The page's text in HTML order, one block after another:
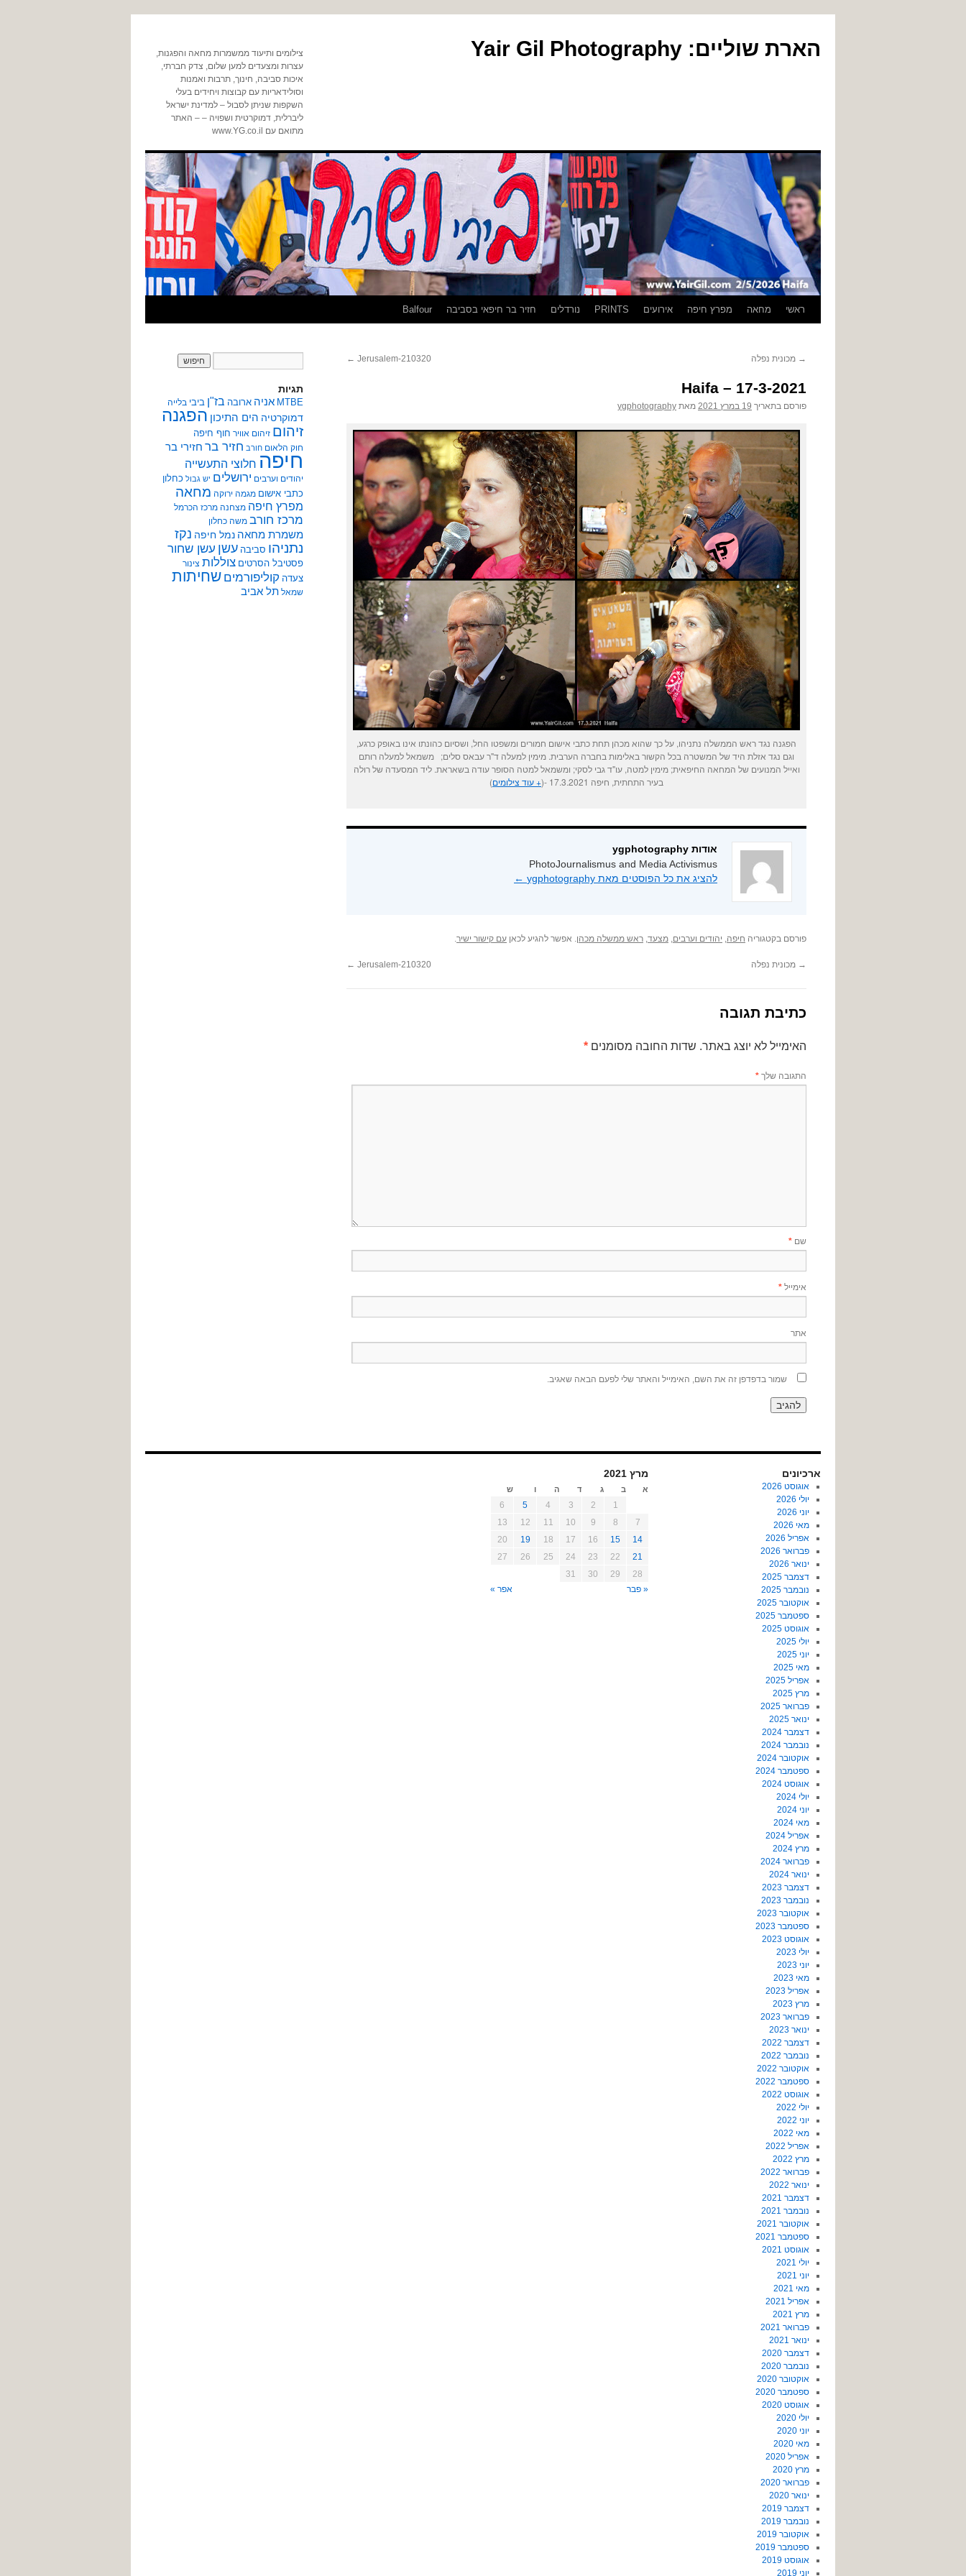
הארת שוליים: Yair Gil Photography
צילומים ותיעוד ממשמרות מחאה והפגנות,
עצרות ומצעדים למען שלום, צדק חברתי,
איכות סביבה, חינוך, תרבות ואמנות
וסולידאריות עם קבוצות ויחידים בעלי
השקפות שניתן לסבול – למדינת ישראל
ליברלית, דמוקרטית ושפויה – – האתר
מתואם עם www.YG.co.il
לדלגראשי מחאה מפרץ חיפה אירועים PRINTS נורדלים חזיר בר חיפאי בסביבה Balfour
→ מכונית נפלה Jerusalem-210320
←
Haifa – 17-3-2021
פורסם בתאריך 19 במרץ 2021 מאת ygphotography
הפגנה נגד ראש הממשלה נתניהו, על כך שהוא מכהן תחת כתבי אישום חמורים ומשפטו החל, ושסיום כהונתו אינו באופק כרגע,
וגם נגד אזלת היד של המשטרה בכל הקשור באלימות בחברה הערבית. מימין למעלה ד"ר עבאס סלים; משמאל למעלה רותם
ואייל המנועים של המחאה החיפאית; מימין למטה, עו"ד גבי לסקי; ומשמאל למטה הסופר עודה בשאראת. ליד המסעדה של רולה
בעיר התחתית, חיפה 17.3.2021 -(
+ עוד צילומים)
אודות ygphotography
PhotoJournalismus and Media Activismus
להציג את כל הפוסטים מאת ygphotography‏
←
פורסם בקטגוריה חיפה, יהודים וערבים, מצעד, ראש ממשלה מכהן. אפשר להגיע לכאן עם קישור ישיר.
→ מכונית נפלה Jerusalem-210320
←
כתיבת תגובה
האימייל לא יוצג באתר. שדות החובה מסומנים *
התגובה שלך *
שם *
אימייל *
אתר
שמור בדפדפן זה את השם, האימייל והאתר שלי לפעם הבאה שאגיב.
תגיות
MTBE אניה ארובה בז"ן ביבי בלייה
דמוקרטיה הים התיכון הפגנה
זיהום זיהום אוויר חוף חיפה
חוק הלאום חורב חזיר בר חזירי בר
חיפה חלוצי התעשייה
יהודים וערבים ירושלים יש גבול כחלון
כתבי אישום מגמה ירוקה מחאה
מפרץ חיפה מצחנה מרכז הכרמל
מרכז חורב משה כחלון
משמרת מחאה נמל חיפה נקז
נתניהו סביבה עשן עשן שחור
פסטיבל הסרטים צוללות צינור
צעדה קוליפורמים שחיתות
שמאל תל אביב
ארכיונים
אוגוסט 2026
יולי 2026
יוני 2026
מאי 2026
אפריל 2026
פברואר 2026
ינואר 2026
דצמבר 2025
נובמבר 2025
אוקטובר 2025
ספטמבר 2025
אוגוסט 2025
יולי 2025
יוני 2025
מאי 2025
אפריל 2025
מרץ 2025
פברואר 2025
ינואר 2025
דצמבר 2024
נובמבר 2024
אוקטובר 2024
ספטמבר 2024
אוגוסט 2024
יולי 2024
יוני 2024
מאי 2024
אפריל 2024
מרץ 2024
פברואר 2024
ינואר 2024
דצמבר 2023
נובמבר 2023
אוקטובר 2023
ספטמבר 2023
אוגוסט 2023
יולי 2023
יוני 2023
מאי 2023
אפריל 2023
מרץ 2023
פברואר 2023
ינואר 2023
דצמבר 2022
נובמבר 2022
אוקטובר 2022
ספטמבר 2022
אוגוסט 2022
יולי 2022
יוני 2022
מאי 2022
אפריל 2022
מרץ 2022
פברואר 2022
ינואר 2022
דצמבר 2021
נובמבר 2021
אוקטובר 2021
ספטמבר 2021
אוגוסט 2021
יולי 2021
יוני 2021
מאי 2021
אפריל 2021
מרץ 2021
פברואר 2021
ינואר 2021
דצמבר 2020
נובמבר 2020
אוקטובר 2020
ספטמבר 2020
אוגוסט 2020
יולי 2020
יוני 2020
מאי 2020
אפריל 2020
מרץ 2020
פברואר 2020
ינואר 2020
דצמבר 2019
נובמבר 2019
אוקטובר 2019
ספטמבר 2019
אוגוסט 2019
יוני 2019
מרץ 2021
א ב ג ד ה ו ש
1
2
3
4
5
6
7
8
9
10
11
12
13
14
15
16
17
18
19
20
21
22
23
24
25
26
27
28
29
30
31
« פבר
אפר »